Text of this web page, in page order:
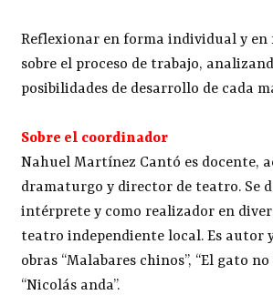
Reflexionar en forma individual y
sobre el proceso de trabajo,
posibilidades de desarrollo de cada
Sobre el coordinador
Nahuel Martínez Cantó es docente,
dramaturgo y director de teatro. Se
intérprete y como realizador en
teatro independiente local. Es autor
obras “Malabares chinos”, “El gato no
“Nicolás anda”.